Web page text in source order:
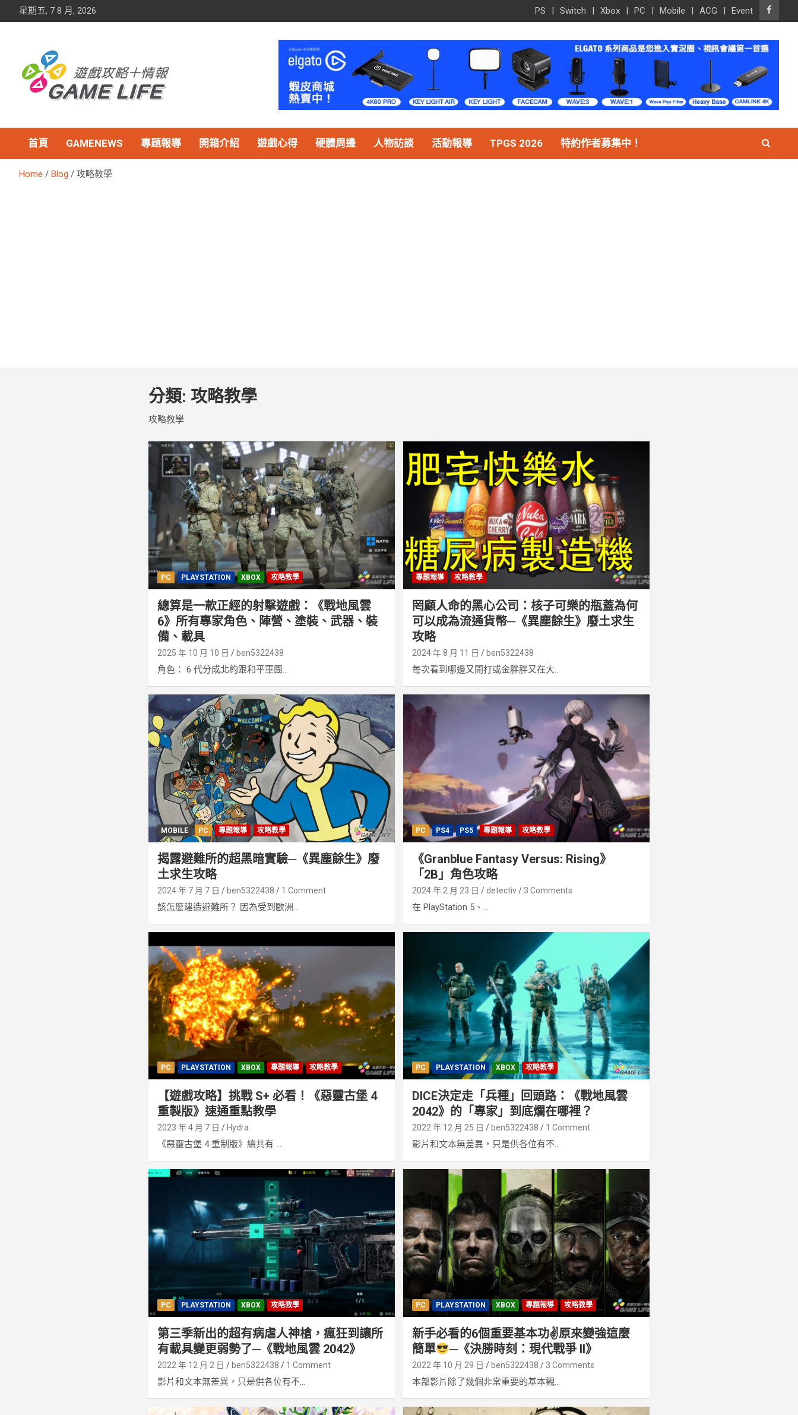
星期五, 7 8 月, 2026 PS Switch Xbox PC Mobile ACG Event
首頁 GAMENEWS 專題報導 開箱介紹 遊戲心得 硬體周邊 人物訪談 活動報導 TPGS 2026 特約作者募集中！
Home Blog 攻略教學
分類: 攻略教學
攻略教學
PC PLAYSTATION XBOX 攻略教學
總算是一款正經的射擊遊戲：《戰地風雲
6》所有專家角色、陣營、塗裝、武器、裝
備、載具
2025 年 10 月 10 日 ben5322438
角色： 6 代分成北約跟和平軍團...
專題報導 攻略教學
罔顧人命的黑心公司：核子可樂的瓶蓋為何
可以成為流通貨幣─《異塵餘生》廢土求生
攻略
2024 年 8 月 11 日 ben5322438
每次看到哪邊又開打或金胖胖又在大...
MOBILE PC 專題報導 攻略教學
揭露避難所的超黑暗實驗─《異塵餘生》廢
土求生攻略
2024 年 7 月 7 日 ben5322438 1 Comment
該怎麼建造避難所？ 因為受到歐洲...
PC PS4 PS5 專題報導 攻略教學
《Granblue Fantasy Versus: Rising》
「2B」角色攻略
2024 年 2 月 23 日 detectiv 3 Comments
在 PlayStation 5、...
PC PLAYSTATION XBOX 專題報導 攻略教學
【遊戲攻略】挑戰 S+ 必看！《惡靈古堡 4
重製版》速通重點教學
2023 年 4 月 7 日 Hydra
《惡靈古堡 4 重制版》總共有 ...
PC PLAYSTATION XBOX 攻略教學
DICE決定走「兵種」回頭路：《戰地風雲
2042》的「專家」到底爛在哪裡？
2022 年 12 月 25 日 ben5322438 1 Comment
影片和文本無差異，只是供各位有不...
PC PLAYSTATION XBOX 攻略教學
第三季新出的超有病虐人神槍，瘋狂到讓所
有載具變更弱勢了─《戰地風雲 2042》
2022 年 12 月 2 日 ben5322438 1 Comment
影片和文本無差異，只是供各位有不...
PC PLAYSTATION XBOX 專題報導 攻略教學
新手必看的6個重要基本功✌原來變強這麼
簡單
─《決勝時刻：現代戰爭 II》
2022 年 10 月 29 日 ben5322438 3 Comments
本部影片除了幾個非常重要的基本觀...